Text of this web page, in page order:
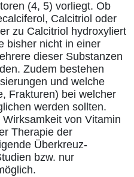
(4, 5) vorliegt. Ob
Calcitriol oder
zu Calcitriol hydroxyliert
bisher nicht in einer
dieser Substanzen
Zudem bestehen
und welche
Frakturen) bei welcher
werden sollten.
von Vitamin
Therapie der
Überkreuz-
bzw. nur